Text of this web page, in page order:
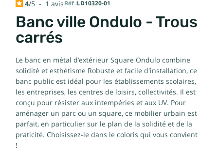
4/5 - 1 avis Réf :LD10320-01
Banc ville Ondulo - Trous
carrés
Le banc en métal d’extérieur Square Ondulo combine
solidité et esthétisme Robuste et facile d'installation, ce
banc public est idéal pour les établissements scolaires,
les entreprises, les centres de loisirs, collectivités. Il est
conçu pour résister aux intempéries et aux UV. Pour
aménager un parc ou un square, ce mobilier urbain est
parfait, en particulier sur le plan de la solidité et de la
praticité. Choisissez-le dans le coloris qui vous convient
!